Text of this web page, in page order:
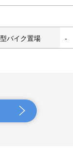
バイク置場 -